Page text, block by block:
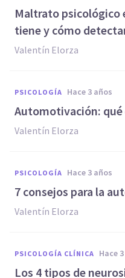
Maltrato psicológico
tiene y cómo
Valentín Elorza
PSICOLOGÍA hace 3 años
Automotivación:
Valentín Elorza
PSICOLOGÍA hace 3 años
7 consejos para la
Valentín Elorza
PSICOLOGÍA CLÍNICA hace
Los 4 tipos de